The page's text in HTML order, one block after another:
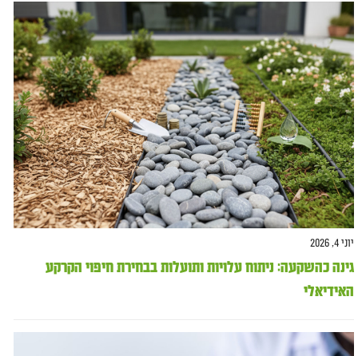
יוני 4, 2026
גינה כהשקעה: ניתוח עלויות ותועלות בבחירת חיפוי הקרקע
האידיאלי